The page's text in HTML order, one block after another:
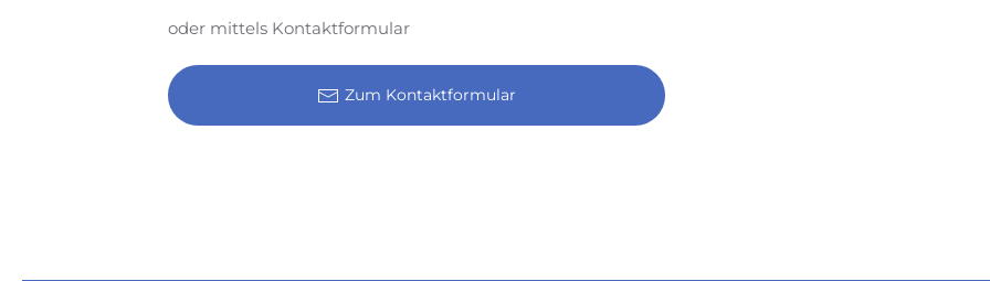
oder mittels Kontaktformular
Zum Kontaktformular